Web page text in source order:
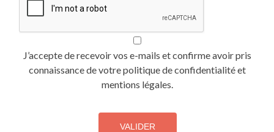
J’accepte de recevoir vos e-mails et confirme avoir pris
connaissance de votre politique de confidentialité et
mentions légales.